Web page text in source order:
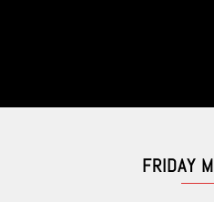
FRIDAY